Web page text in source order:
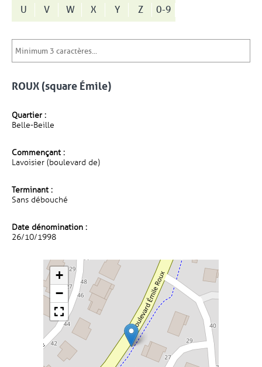
U
V W X Y Z 0-9
ROUX (square Émile)
Quartier :
Belle-Beille
Commençant :
Lavoisier (boulevard de)
Terminant :
Sans débouché
Date dénomination :
26/10/1998
+
−